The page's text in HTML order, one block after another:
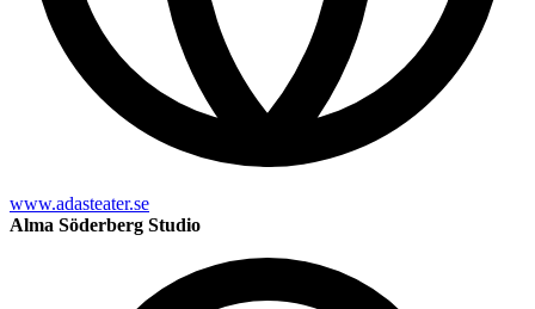
www.adasteater.se
Alma Söderberg Studio